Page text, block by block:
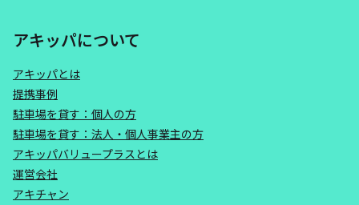
アキッパについて
アキッパとは
提携事例
駐車場を貸す：個人の方
駐車場を貸す：法人・個人事業主の方
アキッパバリュープラスとは
運営会社
アキチャン